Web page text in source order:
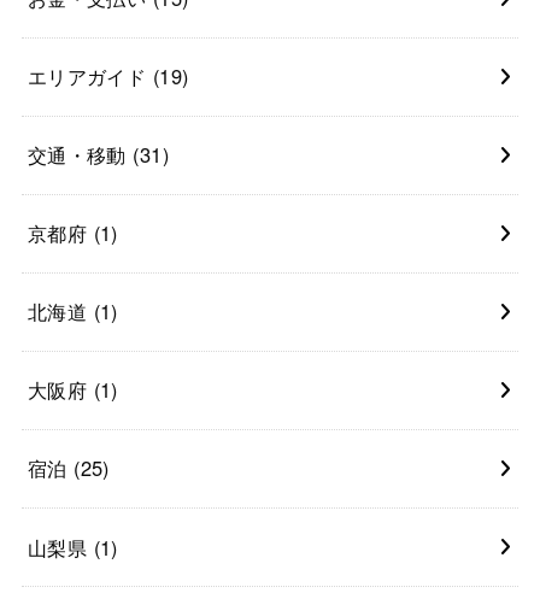
エリアガイド (19)
交通・移動 (31)
京都府 (1)
北海道 (1)
大阪府 (1)
宿泊 (25)
山梨県 (1)